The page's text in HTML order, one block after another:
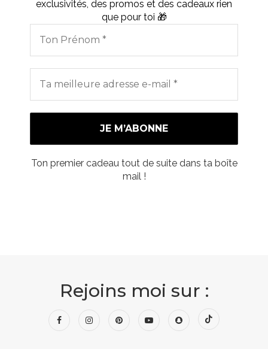
exclusivités, des promos et des cadeaux rien
que pour toi 🎁
Ton premier cadeau tout de suite dans ta boîte
mail !
Rejoins moi sur :